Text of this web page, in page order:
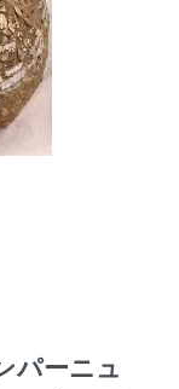
パーニュ